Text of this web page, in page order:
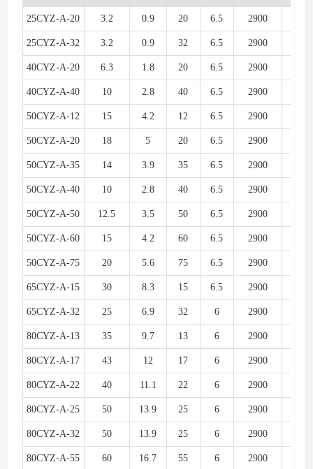
25CYZ-A-20 3.2 0.9 20 6.5 2900
25CYZ-A-32 3.2 0.9 32 6.5 2900
40CYZ-A-20 6.3 1.8 20 6.5 2900
40CYZ-A-40 10 2.8 40 6.5 2900
50CYZ-A-12 15 4.2 12 6.5 2900
50CYZ-A-20 18 5 20 6.5 2900
50CYZ-A-35 14 3.9 35 6.5 2900
50CYZ-A-40 10 2.8 40 6.5 2900
50CYZ-A-50 12.5 3.5 50 6.5 2900
50CYZ-A-60 15 4.2 60 6.5 2900
50CYZ-A-75 20 5.6 75 6.5 2900
65CYZ-A-15 30 8.3 15 6.5 2900
65CYZ-A-32 25 6.9 32 6 2900
80CYZ-A-13 35 9.7 13 6 2900
80CYZ-A-17 43 12 17 6 2900
80CYZ-A-22 40 11.1 22 6 2900
80CYZ-A-25 50 13.9 25 6 2900
80CYZ-A-32 50 13.9 25 6 2900
80CYZ-A-55 60 16.7 55 6 2900